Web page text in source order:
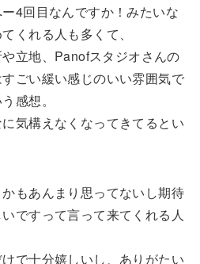
4回目なんですか！みたいな
くれる人も多くて、
立地、Panofスタジオさんの
ごい緩い感じのいい雰囲気で
感想。
に気構えなくなってきてるとい
もあんまり思ってないし期待
ですって言って来てくれる人
で十分嬉しいし、ありがたい